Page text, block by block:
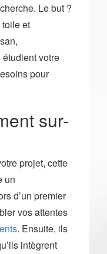
Le but ?
et
votre
pour
sur-
projet, cette
un
d’un premier
vos attentes
. Ensuite, ils
intègrent